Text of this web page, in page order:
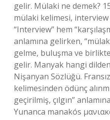
gelir. Mülaki ne demek?
mülaki kelimesi,
“Interview” hem
anlamına gelirken,
gelme, buluşma ve
gelir. Manyak hangi
Nişanyan Sözlüğü.
kelimesinden ödünç
geçirilmiş, çılgın”
Yunanca manakós